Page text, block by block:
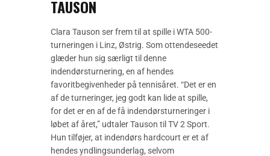
TAUSON
Clara Tauson ser frem til at spille i WTA 500-
turneringen i Linz, Østrig. Som ottendeseedet
glæder hun sig særligt til denne
indendørsturnering, en af hendes
favoritbegivenheder på tennisåret. “Det er en
af de turneringer, jeg godt kan lide at spille,
for det er en af de få indendørsturneringer i
løbet af året,” udtaler Tauson til TV 2 Sport.
Hun tilføjer, at indendørs hardcourt er et af
hendes yndlingsunderlag, selvom